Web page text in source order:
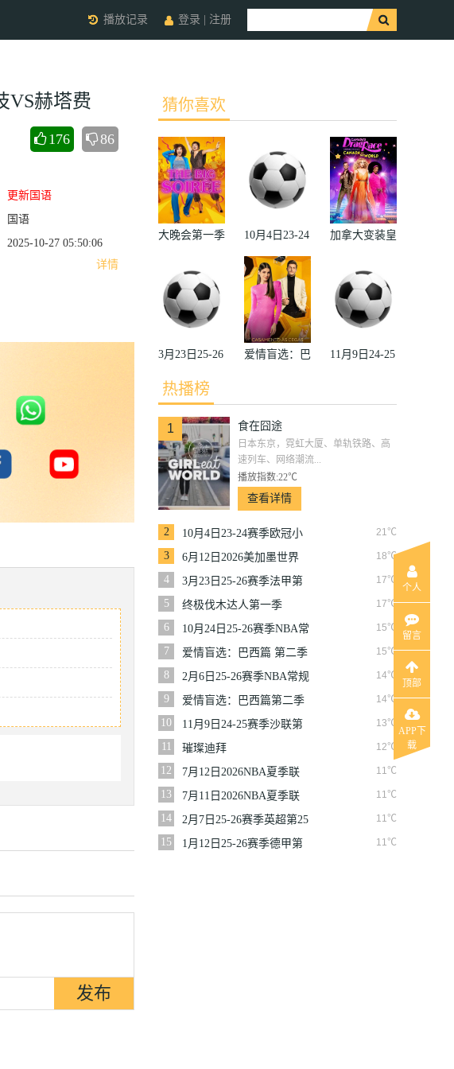
登录 注册
播放记录
VS赫塔费
会员收藏
176 86
更新国语
国语
2025-10-27 05:50:06
详情
猜你喜欢
大晚会第一季
10月4日23-24
赛季欧冠小组
赛第2轮那不
勒斯VS皇家
马德里
加拿大变装皇
对阵世界
2022
3月23日25-26
赛季法甲第27
轮雷恩VS梅
斯
爱情盲选：巴
11月9日24-25
轮利雅得体育
利
热播榜
1 食在囧途
日本东京，霓虹大厦、单轨铁路、高
速列车、网络潮流...
播放指数:22℃
查看详情
2 21℃
10月4日23-24赛季欧冠小
组赛第2轮那不勒斯VS皇
家马德里
3 18℃
6月12日2026美加墨世界
杯小组赛韩国VS捷克
4 17℃
3月23日25-26赛季法甲第
27轮雷恩VS梅斯
5 17℃
终极伐木达人第一季
6
15℃
10月24日25-26赛季NBA常
规赛掘金VS勇士
7 15℃
爱情盲选：巴西篇 第二季
8
14℃
2月6日25-26赛季NBA常规
赛篮网VS魔术
9 14℃
爱情盲选：巴西篇第二季
10
13℃
11月9日24-25赛季沙联第
10轮利雅得体育VS利雅得
胜利
11 12℃
璀璨迪拜
12
11℃
7月12日2026NBA夏季联
赛尼克斯VS马刺
13 11℃
7月11日2026NBA夏季联
赛公牛VS灰熊
14 11℃
2月7日25-26赛季英超第25
轮伯恩利VS西汉姆联
15 11℃
1月12日25-26赛季德甲第
个人
留言
顶部
APP下
载